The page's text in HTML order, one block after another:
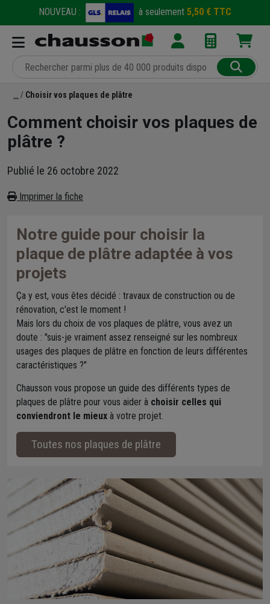
NOUVEAU : à seulement 5,50 € TTC
Choisir vos plaques de plâtre
Comment choisir vos plaques de
plâtre ?
Publié le 26 octobre 2022
Imprimer la fiche
Notre guide pour choisir la
plaque de plâtre adaptée à vos
projets
Ça y est, vous êtes décidé : travaux de construction ou de
rénovation, c'est le moment !
Mais lors du choix de vos plaques de plâtre, vous avez un
doute : "suis-je vraiment assez renseigné sur les nombreux
usages des plaques de plâtre en fonction de leurs différentes
caractéristiques ?"
Chausson vous propose un guide des différents types de
plaques de plâtre pour vous aider à choisir celles qui
conviendront le mieux à votre projet.
Toutes nos plaques de plâtre